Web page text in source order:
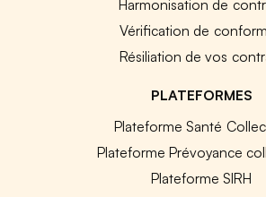
Harmonisation de
Vérification de
Résiliation de vos
PLATEFORMES
Plateforme Santé
Plateforme Prévoyance
Plateforme SIRH